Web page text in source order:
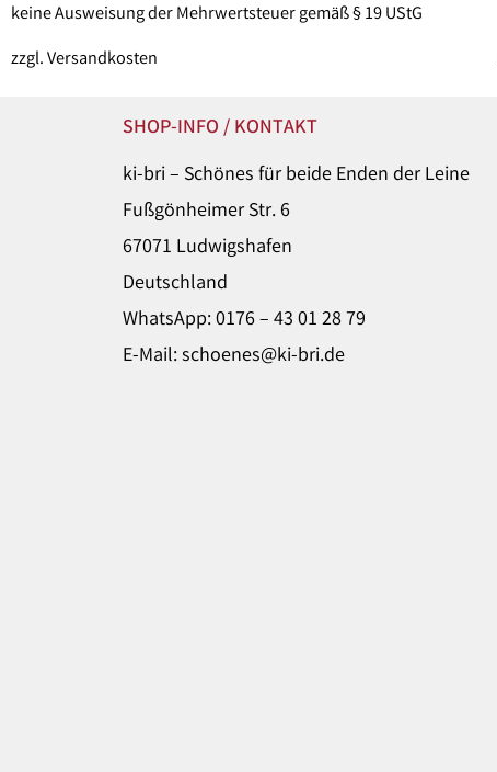
keine Ausweisung der Mehrwertsteuer gemäß § 19 UStG
zzgl.Versandkosten
SHOP-INFO / KONTAKT
ki-bri – Schönes für beide Enden der Leine
Fußgönheimer Str. 6
67071 Ludwigshafen
Deutschland
WhatsApp: 0176 – 43 01 28 79
E-Mail: schoenes@ki-bri.de